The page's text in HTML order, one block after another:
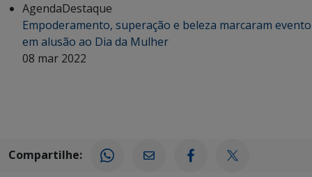
AgendaDestaque
Empoderamento, superação e beleza marcaram evento
em alusão ao Dia da Mulher
08 mar 2022
Compartilhe: